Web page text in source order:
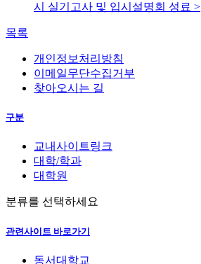
시 실기고사 및 입시설명회 성료 >
목록
개인정보처리방침
이메일무단수집거부
찾아오시는 길
구분
교내사이트링크
대학/학과
대학원
분류를 선택하세요
관련사이트 바로가기
동서대학교